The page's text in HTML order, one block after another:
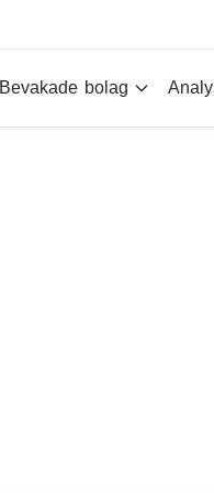
Bevakade bolag